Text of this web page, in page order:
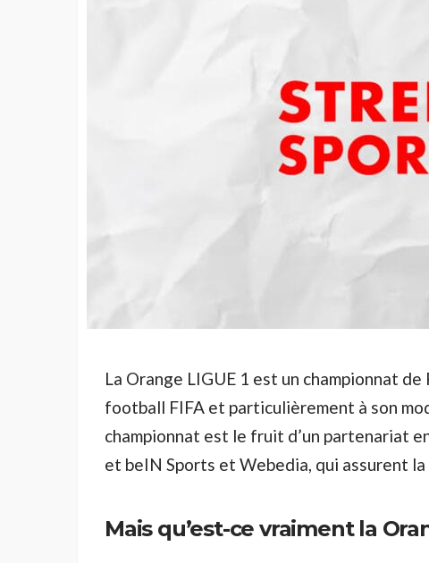
La Orange LIGUE 1 est un championnat
football FIFA et particulièrement à son
championnat est le fruit d’un partenariat
et beIN Sports et Webedia, qui assurent
Mais qu’est-ce vraiment la